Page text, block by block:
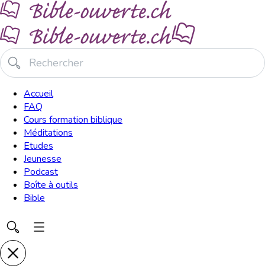
Accueil
FAQ
Cours formation biblique
Méditations
Etudes
Jeunesse
Podcast
Boîte à outils
Bible